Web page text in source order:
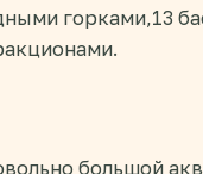
горками,13
большой